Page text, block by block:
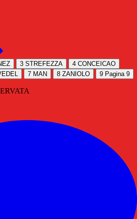
3 STREFEZZA 4 CONCEICAO
7 MAN 8 ZANIOLO 9 Pagina 9